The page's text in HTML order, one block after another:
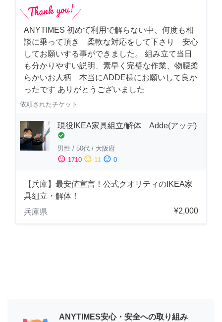
ANYTIMES 初めて利用で解らない中、何度も相
談に乗って頂き 柔軟な対応をして下さり 安心
してお願いする事ができました。 組み立て当日
も分かりやすい説明、素早く完璧な作業、物腰柔
らかいお人柄 本当にADDE様にお願いして良か
ったです ありがとうございました
依頼されたチケット
現役IKEA家具組立/解体 Adde(アッデ)
check_circle
男性 / 50代 / 大阪府
sentiment_satisfied 1710 sentiment_neutral 11 sentiment_dissatisfied 0
【兵庫】最安値宣言！公式クオリティのIKEA家
具組立・解体！
兵庫県
¥2,000
ANYTIMES安心・安全への取り組み